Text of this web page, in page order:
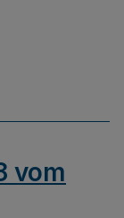
vom